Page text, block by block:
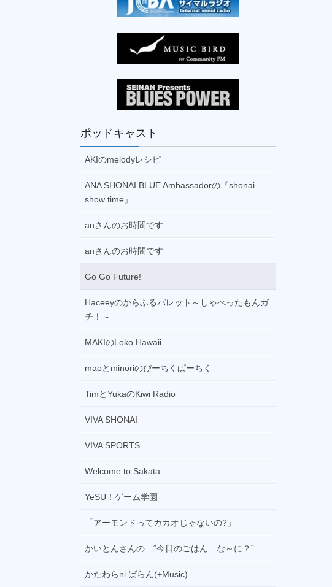
パーソナリティ：よねさん
15:30
パーソナリティ：土門秀樹
菅さんの「庄内平野スケッチ音風景」(再)
パーソナリティ：菅啓彦
芳賀由也 最上川・仙人堂通信(再)
パーソナリティ：
ANA SHONAI BLUE Ambassadorの
パーソナリティ：
17:30
ワンポイント英会話 総集編
パーソナリティ：加藤夕佳
スイソの気まぐれ放送局(再)
18:30
パーソナリティ：ジャカモ渡辺
19:00
奥羽辰蔵のラジドラ(再)
ファンタジー、夢の世界へ －すやすやラ
Blues Power
21:30
ポッドキャスト
AKIのmelodyレシピ
ANA SHONAI BLUE Ambassadorの『shonai
show time』
anさんのお時間です
anさんのお時間です
Go Go Future!
Haceeyのからふるパレット～しゃべったもんガ
チ！～
MAKIのLoko Hawaii
maoとminoriのぴーちくぱーちく
TimとYukaのKiwi Radio
VIVA SHONAI
VIVA SPORTS
Welcome to Sakata
YeSU！ゲーム学園
「アーモンドってカカオじゃないの?」
かいとんさんの “今日のごはん な～に？”
かたわらni ばらん(+Music)